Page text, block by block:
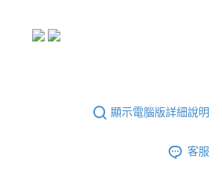
顯示電腦版詳細說明
客服